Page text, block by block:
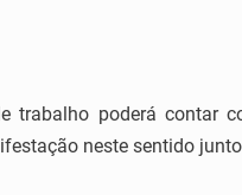
trabalho poderá contar
neste sentido